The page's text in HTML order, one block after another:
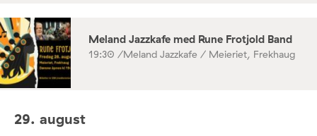
Meland Jazzkafe med Rune Frotjold Band
19:30 /Meland Jazzkafe / Meieriet, Frekhaug
29. august